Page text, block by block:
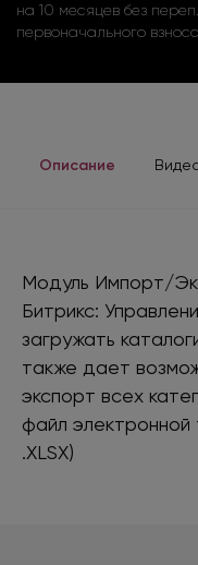
на 10 месяцев без
первоначального
Описание
Модуль Импорт/
Битрикс:
загружать
также дает
экспорт всех
файл электронной
.XLSX)